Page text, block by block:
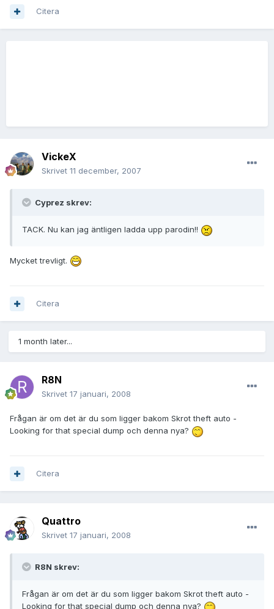
Citera
VickeX
Skrivet 11 december, 2007
Cyprez skrev:
TACK. Nu kan jag äntligen ladda upp parodin!!
Mycket trevligt.
Citera
1 month later...
R8N
Skrivet 17 januari, 2008
Frågan är om det är du som ligger bakom Skrot theft auto -
Looking for that special dump och denna nya?
Citera
Quattro
Skrivet 17 januari, 2008
R8N skrev:
Frågan är om det är du som ligger bakom Skrot theft auto -
Looking for that special dump och denna nya?